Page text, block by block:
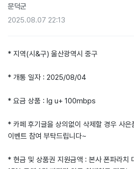
문덕군
2025.08.07 22:13
* 지역(시&구) 울산광역시 중구
* 개통 일자 : 2025/08/04
* 요금 상품 : lg u+ 100mbps
* 카페 후기글을 상의없이 삭제할 경우 사
이벤트 참여 부탁드립니다~
* 현금 및 상품권 지원금액 : 본사 폰파라치